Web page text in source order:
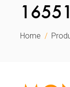
Home